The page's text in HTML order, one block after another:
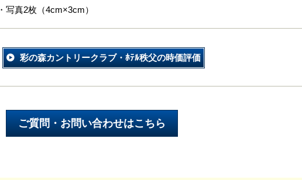
・写真2枚（4cm×3cm）
彩の森カントリークラブ・ﾎﾃﾙ秩父の時価評価